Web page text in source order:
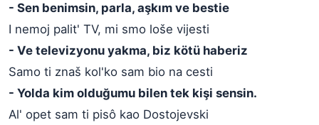
- Sen benimsin, parla, aşkım ve bestie
I nemoj palit' TV, mi smo loše vijesti
- Ve televizyonu yakma, biz kötü haberiz
Samo ti znaš kol'ko sam bio na cesti
- Yolda kim olduğumu bilen tek kişi sensin.
Al' opet sam ti pisô kao Dostojevski